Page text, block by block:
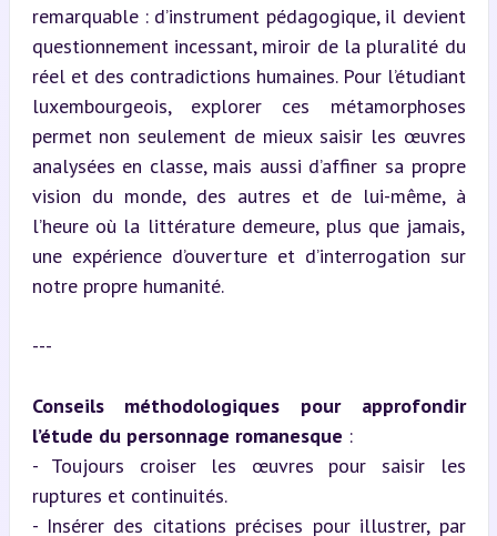
remarquable : d’instrument pédagogique, il devient
questionnement incessant, miroir de la pluralité du
réel et des contradictions humaines. Pour l’étudiant
luxembourgeois, explorer ces métamorphoses
permet non seulement de mieux saisir les œuvres
analysées en classe, mais aussi d’affiner sa propre
vision du monde, des autres et de lui-même, à
l’heure où la littérature demeure, plus que jamais,
une expérience d’ouverture et d’interrogation sur
notre propre humanité.
---
Conseils méthodologiques pour approfondir
l’étude du personnage romanesque :
- Toujours croiser les œuvres pour saisir les
ruptures et continuités.
- Insérer des citations précises pour illustrer, par